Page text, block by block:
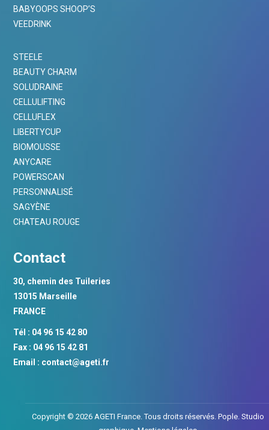
BABYOOPS SHOOP’S
VEEDRINK
STEELE
BEAUTY CHARM
SOLUDRAINE
CELLULIFTING
CELLUFLEX
LIBERTYCUP
BIOMOUSSE
ANYCARE
POWERSCAN
PERSONNALISÉ
SAGYÈNE
CHATEAU ROUGE
Contact
30, chemin des Tuileries
13015 Marseille
FRANCE
Tél : 04 96 15 42 80
Fax : 04 96 15 42 81
Email : contact@ageti.fr
Copyright © 2026 AGETI France. Tous droits réservés. Pople. Studio